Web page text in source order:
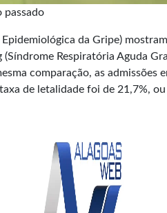
passado
da Gripe)
Respiratória Aguda
comparação, as admissões
de letalidade foi de 21,7%,